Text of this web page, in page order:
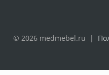
© 2026 medmebel.ru |